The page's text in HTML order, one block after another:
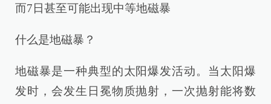
而7日甚至可能出现中等地磁暴
什么是地磁暴？
地磁暴是一种典型的太阳爆发活动。当太阳爆
发时，会发生日冕物质抛射，一次抛射能将数